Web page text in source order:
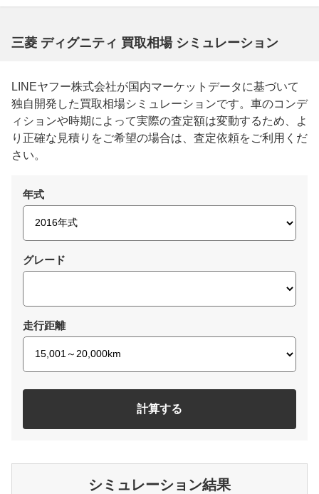
三菱 ディグニティ 買取相場 シミュレーション
LINEヤフー株式会社が国内マーケットデータに基づいて
独自開発した買取相場シミュレーションです。車のコンデ
ィションや時期によって実際の査定額は変動するため、よ
り正確な見積りをご希望の場合は、査定依頼をご利用くだ
さい。
年式
グレード
走行距離
計算する
シミュレーション結果